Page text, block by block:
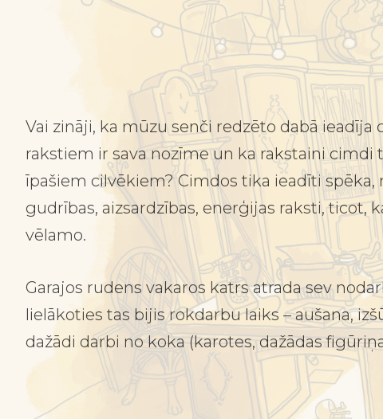
Vai zināji, ka mūzu senči redzēto dabā ieadīja
rakstiem ir sava nozīme un ka rakstaini cimdi
īpašiem cilvēkiem? Cimdos tika ieadīti spēka,
gudrības, aizsardzības, enerģijas raksti, ticot,
vēlamo.
Garajos rudens vakaros katrs atrada sev
lielākoties tas bijis rokdarbu laiks – aušana,
dažādi darbi no koka (karotes, dažādas